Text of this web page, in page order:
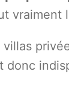
vraiment